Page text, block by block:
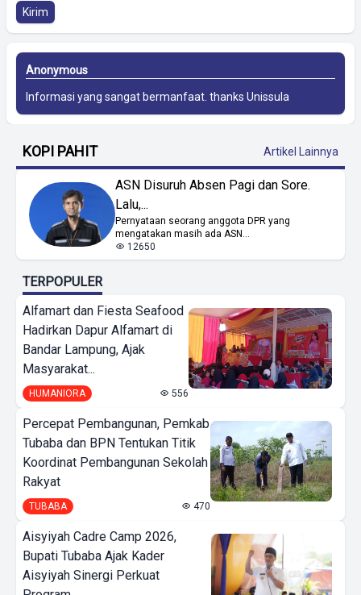
Kirim
Anonymous
Informasi yang sangat bermanfaat. thanks Unissula
KOPI PAHIT Artikel Lainnya
ASN Disuruh Absen Pagi dan Sore.
Lalu,...
Pernyataan seorang anggota DPR yang
mengatakan masih ada ASN...
12650
TERPOPULER
Alfamart dan Fiesta Seafood
Hadirkan Dapur Alfamart di
Bandar Lampung, Ajak
Masyarakat...
HUMANIORA 556
Percepat Pembangunan, Pemkab
Tubaba dan BPN Tentukan Titik
Koordinat Pembangunan Sekolah
Rakyat
TUBABA 470
Aisyiyah Cadre Camp 2026,
Bupati Tubaba Ajak Kader
Aisyiyah Sinergi Perkuat